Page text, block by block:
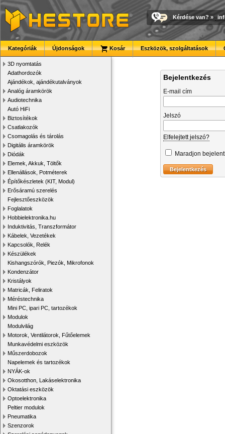
Kérdése van? »
Kategóriák Újdonságok Kosár Eszközök, szolgáltatások
3D nyomtatás
Adathordozók
Ajándékok, ajándékutalványok
Analóg áramkörök
Audiotechnika
Autó HiFi
Biztosítékok
Csatlakozók
Csomagolás és tárolás
Digitális áramkörök
Diódák
Elemek, Akkuk, Töltők
Ellenállások, Potméterek
Építőkészletek (KIT, Modul)
Erősáramú szerelés
Fejlesztőeszközök
Foglalatok
Hobbielektronika.hu
Induktivitás, Transzformátor
Kábelek, Vezetékek
Kapcsolók, Relék
Készülékek
Kishangszórók, Piezók, Mikrofonok
Kondenzátor
Kristályok
Matricák, Feliratok
Méréstechnika
Mini PC, ipari PC, tartozékok
Modulok
Modulvilág
Motorok, Ventilátorok, Fűtőelemek
Munkavédelmi eszközök
Műszerdobozok
Napelemek és tartozékok
NYÁK-ok
Okosotthon, Lakáselektronika
Oktatási eszközök
Optoelektronika
Peltier modulok
Pneumatika
Szenzorok
Bejelentkezés
E-mail cím
Jelszó
Elfelejtett jelszó?
Maradjon